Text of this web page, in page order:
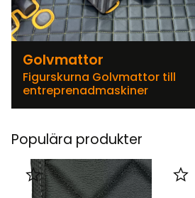
Golvmattor
Figurskurna Golvmattor till
entreprenadmaskiner
Populära produkter
Lägg till i favoriter